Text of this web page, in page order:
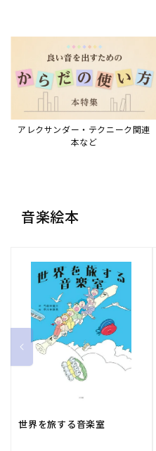
アレクサンダー・テクニーク関連
本など
音楽絵本
世界を旅する音楽室